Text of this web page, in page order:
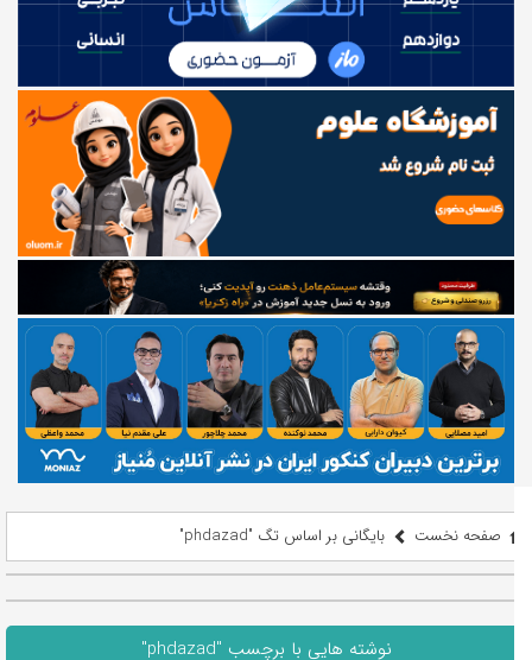
صفحه نخست بایگانی بر اساس تگ "phdazad"
نوشته هایی با برچسب "phdazad"